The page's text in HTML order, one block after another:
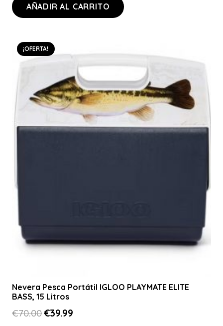
AÑADIR AL CARRITO
¡OFERTA!
Nevera Pesca Portátil IGLOO PLAYMATE ELITE
BASS, 15 Litros
€70.00El
€39.99